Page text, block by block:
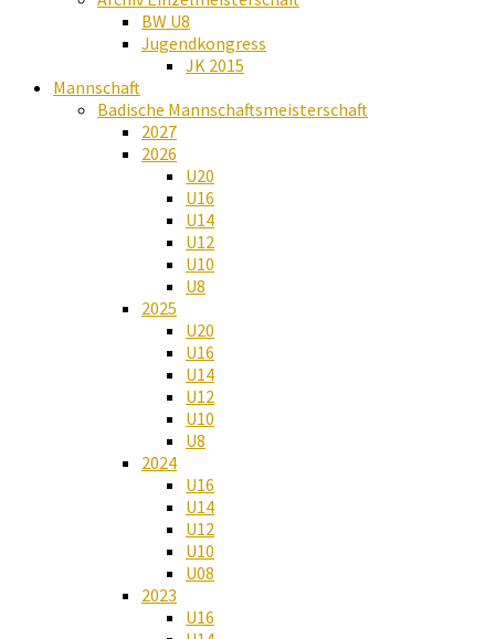
BW U8
Jugendkongress
JK 2015
Mannschaft
Badische Mannschaftsmeisterschaft
2027
2026
U20
U16
U14
U12
U10
U8
2025
U20
U16
U14
U12
U10
U8
2024
U16
U14
U12
U10
U08
2023
U16